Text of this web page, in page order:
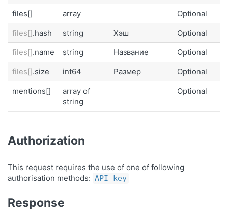
files[] array
Optional
files[].hash string Хэш
Optional
files[].name string Название
Optional
files[].size int64 Размер
Optional
mentions[]
array of
string
Optional
Authorization
This request requires the use of one of following
authorisation methods: API key
Response